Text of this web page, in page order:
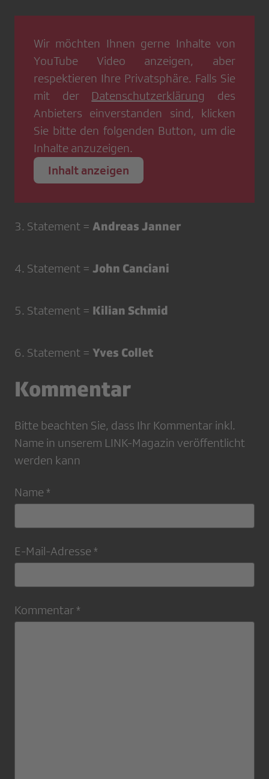
Wir möchten Ihnen gerne Inhalte von
YouTube Video anzeigen, aber
respektieren Ihre Privatsphäre. Falls Sie
mit der Datenschutzerklärung
des
Anbieters einverstanden sind, klicken
Sie bitte den folgenden Button, um die
Inhalte anzuzeigen.
Inhalt anzeigen
3. Statement = Andreas Janner
4. Statement = John Canciani
5. Statement = Kilian Schmid
6. Statement = Yves Collet
Kommentar
Bitte beachten Sie, dass Ihr Kommentar inkl.
Name in unserem LINK-Magazin veröffentlicht
werden kann
Name *
E-Mail-Adresse *
Kommentar *